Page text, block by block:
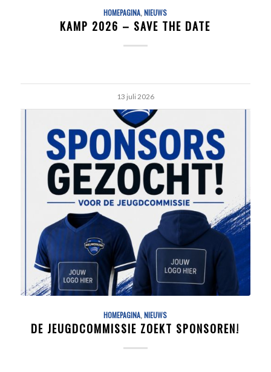
HOMEPAGINA,NIEUWS
KAMP 2026 – SAVE THE DATE
13 juli 2026
HOMEPAGINA,NIEUWS
DE JEUGDCOMMISSIE ZOEKT SPONSOREN!